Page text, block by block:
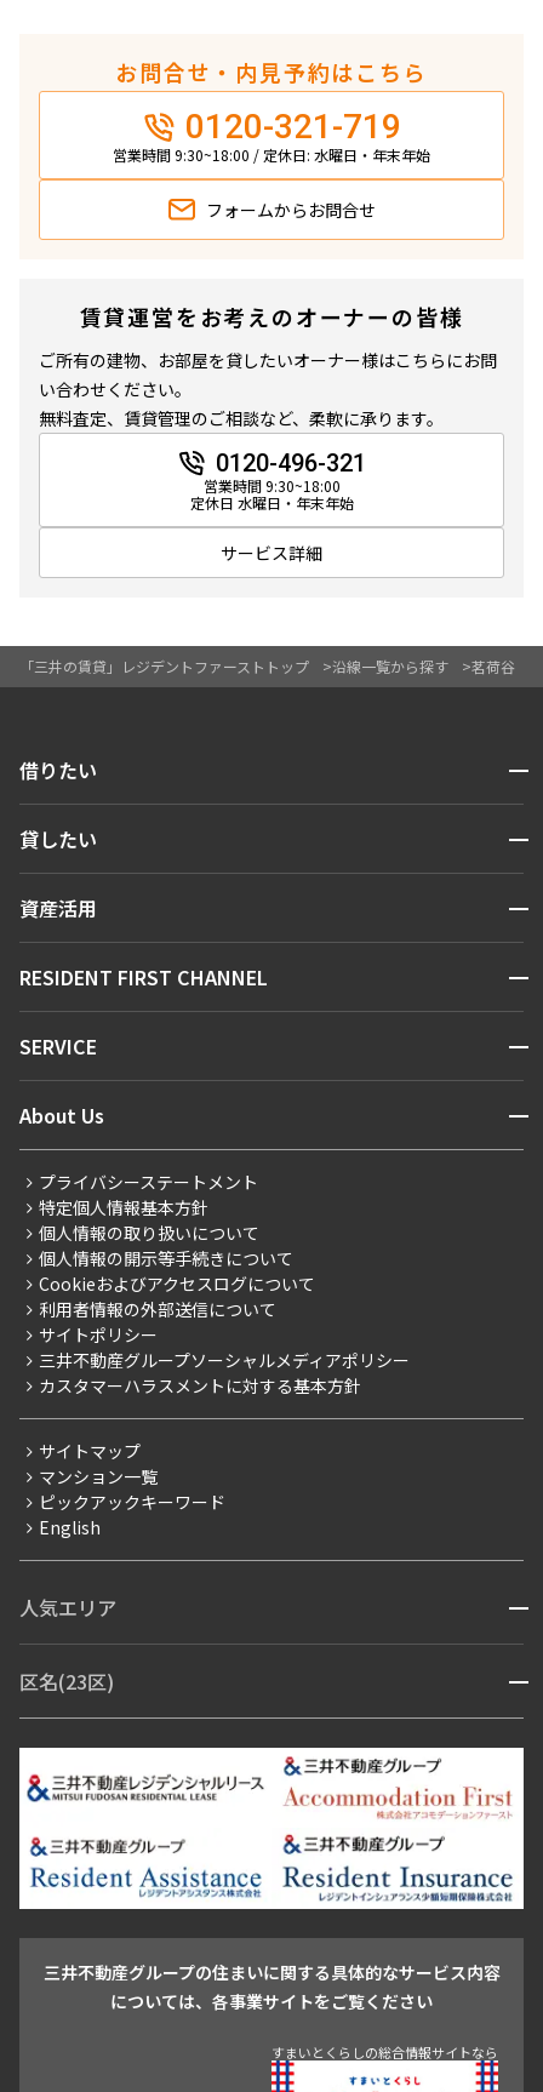
「三井の賃貸」レジデントファーストトップ 沿線一覧から探す 茗荷谷
お問合せ・内見予約はこちら
0120-321-719
営業時間 9:30~18:00 / 定休日: 水曜日・年末年始
フォームから お問合せ
賃貸運営をお考えのオーナーの皆様
ご所有の建物、お部屋を貸したいオーナー様はこちらにお問
い合わせください。
無料査定、賃貸管理のご相談など、柔軟に承ります。
0120-496-321
営業時間 9:30~18:00
定休日 水曜日・年末年始
サービス詳細
借りたい 開閉
人気エリアから探す
新着情報から探す
新着募集情報
こだわりから探す
こだわり一覧
プレミアムマンション
新築
当社限定（港区・渋谷区）
当社限定（港区・渋谷区以外）
三井不動産企画
賃料改定
フリーレント
ペット可
ブランドマンション
貸したい 開閉
お問い合わせ
資産活用 開閉
お問い合わせ
RESIDENT FIRST CHANNEL 開閉
マンションレポート
住まいのコラム
SERVICE 開閉
会員ページ
ご入居・提携サービス
お部屋探しからご契約まで
よくあるご質問
社宅紹介
【仲介会社様向け】当社仲介事業部取り扱い物件入居申込
About Us 開閉
会社情報
事業案内
採用情報
ニュースリリース
お問い合わせ
プライバシーステートメント
特定個人情報基本方針
個人情報の取り扱いについて
個人情報の開示等手続きについて
Cookieおよびアクセスログについて
利用者情報の外部送信について
サイトポリシー
三井不動産グループソーシャルメディアポリシー
カスタマーハラスメントに対する基本方針
サイトマップ
マンション一覧
ピックアックキーワード
English
人気エリア 開閉
青山・表参道・原宿
市ヶ谷・神楽坂・飯田橋
三田・芝・浜松町
芝浦・汐留・品川
月島・勝どき・豊洲
本郷・春日・小石川
目白・高田馬場・早稲田
池尻大橋・三軒茶屋
祐天寺・学芸大学・自由が丘
駒沢・用賀・二子玉川
成城・砧
池袋・板橋・王子
青山 渋谷 東京・大手町 新宿 品川
目黒・中目黒
区名(23区) 開閉
江東区 台東区 墨田区
中野区
豊島区
杉並区 板橋区 練馬区 荒川区
足立区
葛飾区
江戸川区
三井不動産グループの住まいに関する具体的なサービス内容
については、各事業サイトをご覧ください
すまいとくらしの総合情報サイトなら